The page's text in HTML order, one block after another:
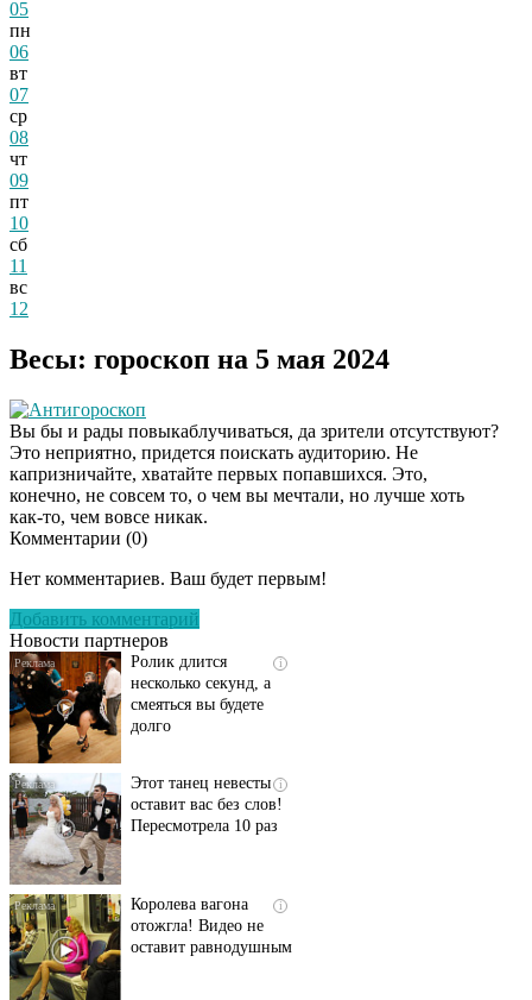
05
пн
06
вт
07
ср
08
чт
09
пт
10
сб
11
вс
12
Весы: гороскоп на 5 мая 2024
Антигороскоп
Вы бы и рады повыкаблучиваться, да зрители отсутствуют?
Это неприятно, придется поискать аудиторию. Не
капризничайте, хватайте первых попавшихся. Это,
конечно, не совсем то, о чем вы мечтали, но лучше хоть
как-то, чем вовсе никак.
Комментарии (0)
Нет комментариев. Ваш будет первым!
Добавить комментарий
Новости партнеров
Скрытая камера на
люди вытворяют, когда
i
Ролик длится
несколько секунд, а
смеяться вы будете
долго
i
Этот танец невесты
оставит вас без слов!
Пересмотрела 10 раз
i
Королева вагона
отожгла! Видео не
оставит равнодушным